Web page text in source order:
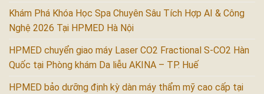
Khám Phá Khóa Học Spa Chuyên Sâu Tích Hợp AI & Công
Nghệ 2026 Tại HPMED Hà Nội
HPMED chuyển giao máy Laser CO2 Fractional S-CO2 Hàn
Quốc tại Phòng khám Da liễu AKINA – TP. Huế
HPMED bảo dưỡng định kỳ dàn máy thẩm mỹ cao cấp tại